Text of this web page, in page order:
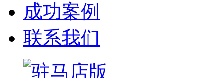
成功案例
联系我们